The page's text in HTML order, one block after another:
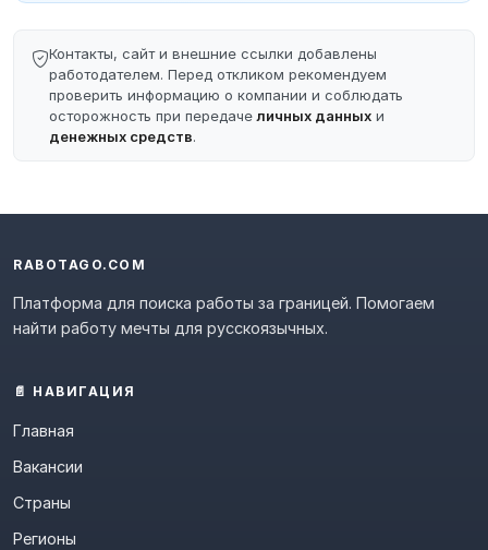
Контакты, сайт и внешние ссылки добавлены
работодателем. Перед откликом рекомендуем
проверить информацию о компании и соблюдать
осторожность при передачеличных данных и
денежных средств.
RABOTAGO.COM
Платформа для поиска работы за границей. Помогаем
найти работу мечты для русскоязычных.
📄 НАВИГАЦИЯ
Главная
Вакансии
Страны
Регионы